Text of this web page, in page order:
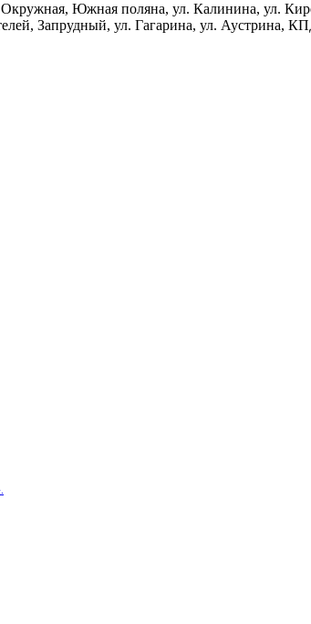
Южная поляна, ул. Калинина, ул.
Запрудный, ул. Гагарина, ул. Аустрина,